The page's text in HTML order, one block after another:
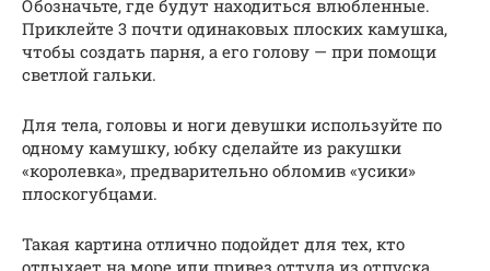
Обозначьте, где будут находиться влюбленные.
Приклейте 3 почти одинаковых плоских камушка,
чтобы создать парня, а его голову — при помощи
светлой гальки.
Для тела, головы и ноги девушки используйте по
одному камушку, юбку сделайте из ракушки
«королевка», предварительно обломив «усики»
плоскогубцами.
Такая картина отлично подойдет для тех, кто